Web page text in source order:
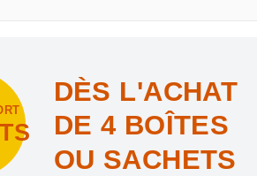
DÈS L'ACHAT
DE 4 BOÎTES
OU SACHETS